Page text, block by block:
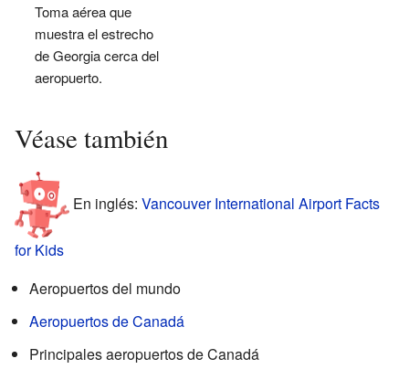
Toma aérea que
muestra el estrecho
de Georgia cerca del
aeropuerto.
Véase también
En inglés: Vancouver International Airport Facts
for Kids
Aeropuertos del mundo
Aeropuertos de Canadá
Principales aeropuertos de Canadá